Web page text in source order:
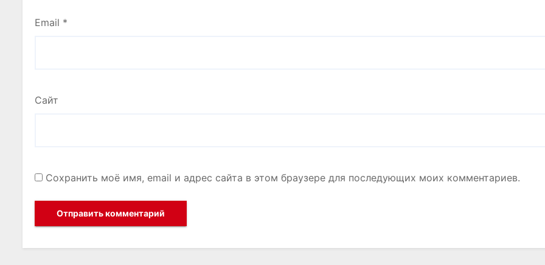
Email *
Сайт
Сохранить моё имя, email и адрес сайта в этом браузере для последующих моих комментариев.